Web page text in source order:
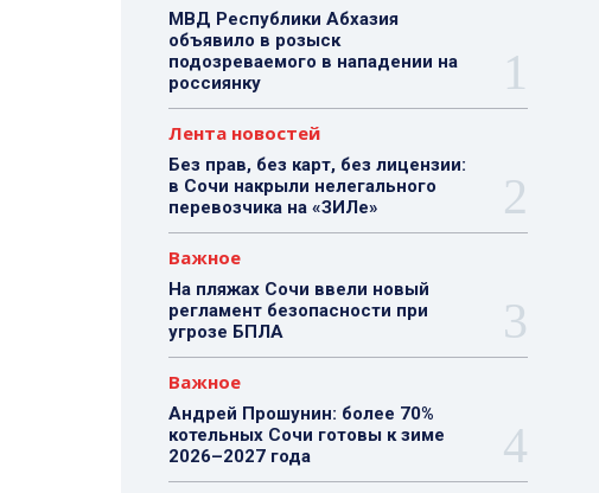
МВД Республики Абхазия
объявило в розыск
подозреваемого в нападении на
россиянку
Лента новостей
Без прав, без карт, без лицензии:
в Сочи накрыли нелегального
перевозчика на «ЗИЛе»
Важное
На пляжах Сочи ввели новый
регламент безопасности при
угрозе БПЛА
Важное
Андрей Прошунин: более 70%
котельных Сочи готовы к зиме
2026–2027 года